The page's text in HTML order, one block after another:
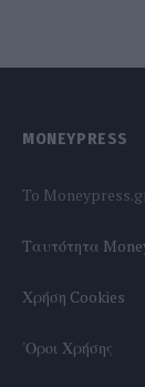
MONEYPRESS
To
Tαυτότητα
Χρήση Cookies
'Οροι Χρήσης